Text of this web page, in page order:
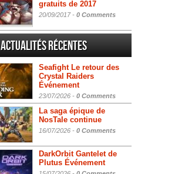
gratuits de 2017
20/09/2017 - 0 Comments
Actualités Récentes
Seafight Le retour des
Crystal Raiders
Événement
23/07/2026 - 0 Comments
La saga épique de
NosTale continue
16/07/2026 - 0 Comments
DarkOrbit Gantelet de
Plutus Événement